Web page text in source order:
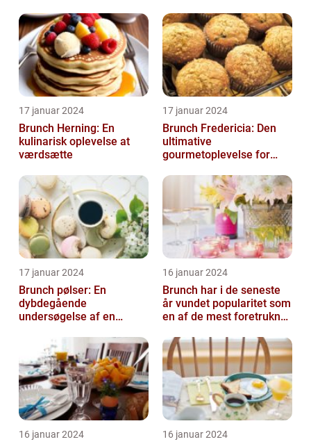
17 januar 2024
Brunch Herning: En
kulinarisk oplevelse at
værdsætte
17 januar 2024
Brunch Fredericia: Den
ultimative
gourmetoplevelse for
17 januar 2024
Brunch pølser: En
dybdegående
undersøgelse af en
drikkeentusiaster
16 januar 2024
Brunch har i de seneste
år vundet popularitet som
en af de mest foretrukne
drik...
16 januar 2024 16 januar 2024